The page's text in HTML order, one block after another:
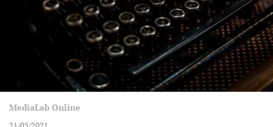
MediaLab Online